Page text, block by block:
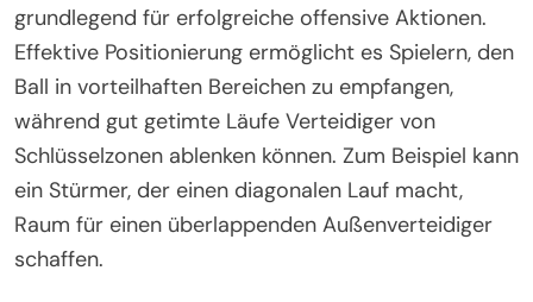
grundlegend für erfolgreiche offensive Aktionen.
Effektive Positionierung ermöglicht es Spielern, den
Ball in vorteilhaften Bereichen zu empfangen,
während gut getimte Läufe Verteidiger von
Schlüsselzonen ablenken können. Zum Beispiel kann
ein Stürmer, der einen diagonalen Lauf macht,
Raum für einen überlappenden Außenverteidiger
schaffen.